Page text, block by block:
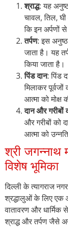
श्राद्ध: यह
चावल, तिल,
कि इन अर्पणों से
तर्पण: इस
जाता है। यह
किया जाता है।
पिंड दान: पिंड
मिलाकर
आत्मा को मोक्ष
दान और गरीबों
और गरीबों को
आत्मा को
श्री जगन्नाथ
विशेष भूमिका
दिल्ली के त्यागराज
श्रद्धालुओं के लिए एक
वातावरण और
श्राद्ध और तर्पण जैसे